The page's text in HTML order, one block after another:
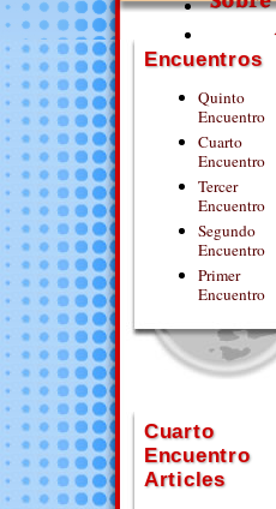
Encuentros
Quinto
Encuentro
Cuarto
Encuentro
Tercer
Encuentro
Segundo
Encuentro
Primer
Encuentro
Cuarto
Encuentro
Articles